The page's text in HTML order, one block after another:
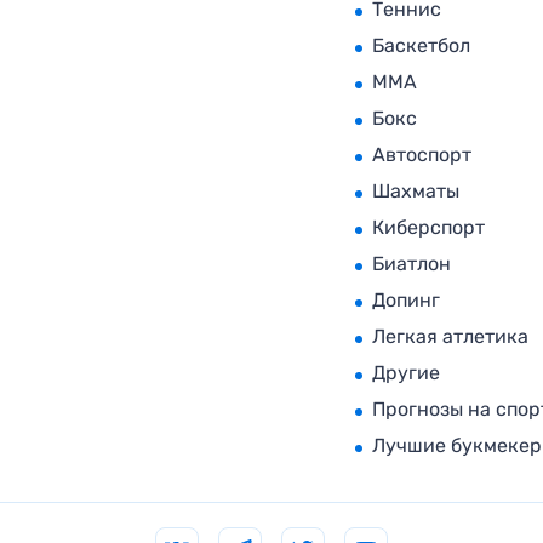
Теннис
Баскетбол
MMA
Бокс
Автоспорт
Шахматы
Киберспорт
Биатлон
Допинг
Легкая атлетика
Другие
Прогнозы на
Лучшие